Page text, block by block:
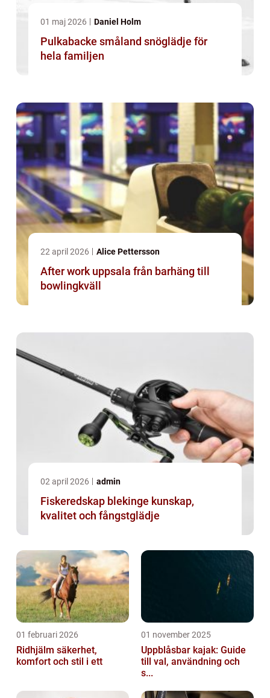
01 maj 2026 Daniel Holm
Pulkabacke småland snöglädje för
hela familjen
22 april 2026 Alice Pettersson
After work uppsala från barhäng till
bowlingkväll
02 april 2026 admin
Fiskeredskap blekinge kunskap,
kvalitet och fångstglädje
01 februari 2026
Ridhjälm säkerhet,
komfort och stil i ett
01 november 2025
Uppblåsbar kajak: Guide
till val, användning och
s...